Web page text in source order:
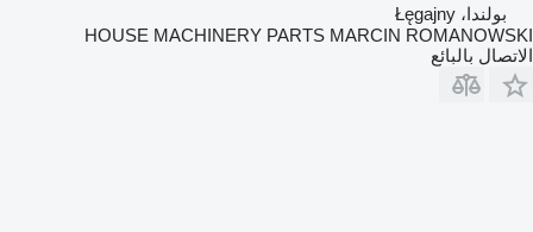
بولندا، Łęgajny
HOUSE MACHINERY PARTS MARCIN ROMANOWSKI
الاتصال بالبائع